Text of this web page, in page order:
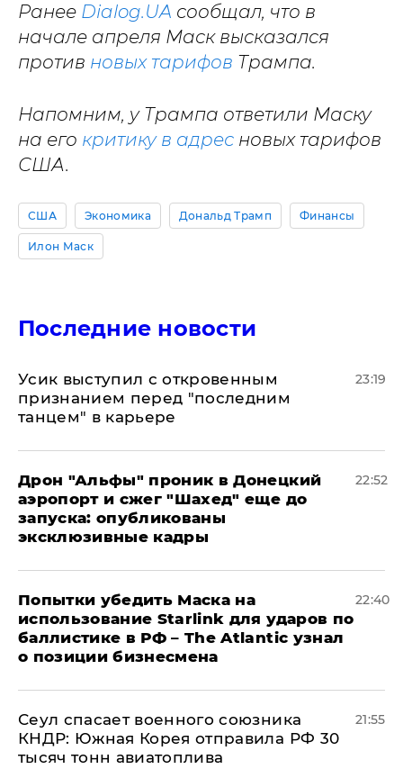
Ранее Dialog.UA сообщал, что в
начале апреля Маск высказался
против новых тарифов Трампа.
Напомним, у Трампа ответили Маску
на его критику в адрес новых тарифов
США.
США Экономика Дональд Трамп Финансы
Илон Маск
Последние новости
Усик выступил с откровенным
признанием перед "последним
танцем" в карьере
23:19
Дрон "Альфы" проник в Донецкий
аэропорт и сжег "Шахед" еще до
запуска: опубликованы
эксклюзивные кадры
22:52
Попытки убедить Маска на
использование Starlink для ударов по
баллистике в РФ – The Atlantic узнал
о позиции бизнесмена
22:40
​Сеул спасает военного союзника
КНДР: Южная Корея отправила РФ 30
тысяч тонн авиатоплива
21:55